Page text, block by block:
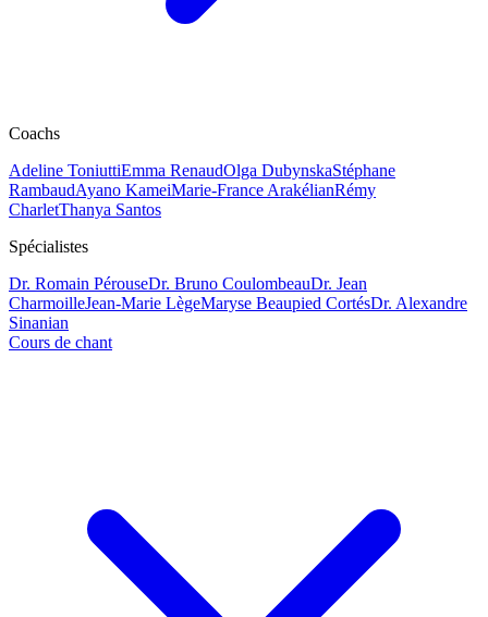
Coachs
Adeline ToniuttiEmma RenaudOlga DubynskaStéphane
RambaudAyano KameiMarie-France ArakélianRémy
CharletThanya Santos
Spécialistes
Dr. Romain PérouseDr. Bruno CoulombeauDr. Jean
CharmoilleJean-Marie LègeMaryse Beaupied CortésDr. Alexandre
Sinanian
Cours de chant